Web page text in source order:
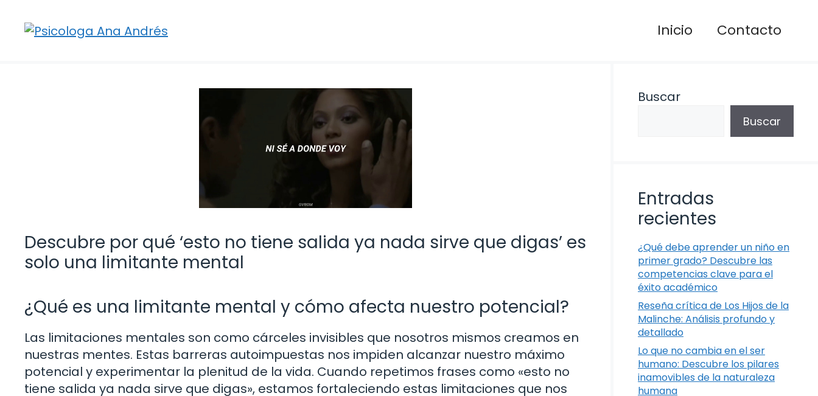
contenido
Inicio Contacto
Descubre por qué ‘esto no tiene salida ya nada sirve que digas’ es
solo una limitante mental
¿Qué es una limitante mental y cómo afecta nuestro potencial?
Las limitaciones mentales son como cárceles invisibles que nosotros mismos creamos en
nuestras mentes. Estas barreras autoimpuestas nos impiden alcanzar nuestro máximo
potencial y experimentar la plenitud de la vida. Cuando repetimos frases como «esto no
tiene salida ya nada sirve que digas», estamos fortaleciendo estas limitaciones que nos
Buscar
Buscar
Entradas
recientes
¿Qué debe aprender un niño en
primer grado? Descubre las
competencias clave para el
éxito académico
Reseña crítica de Los Hijos de la
Malinche: Análisis profundo y
detallado
Lo que no cambia en el ser
humano: Descubre los pilares
inamovibles de la naturaleza
humana